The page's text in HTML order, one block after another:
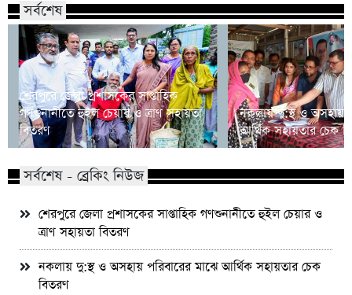
সর্বশেষ
শেরপুরে জেলা প্রশাসকের সাপ্তাহিক
গণশুনানীতে হুইল চেয়ার ও ত্রাণ সহায়তা
বিতরণ
নকলায় দু:স্থ ও অসহায়
আর্থিক সহায়তার চেক
সর্বশেষ - ব্রেকিং নিউজ
শেরপুরে জেলা প্রশাসকের সাপ্তাহিক গণশুনানীতে হুইল চেয়ার ও
ত্রাণ সহায়তা বিতরণ
নকলায় দু:স্থ ও অসহায় পরিবারের মাঝে আর্থিক সহায়তার চেক
বিতরণ